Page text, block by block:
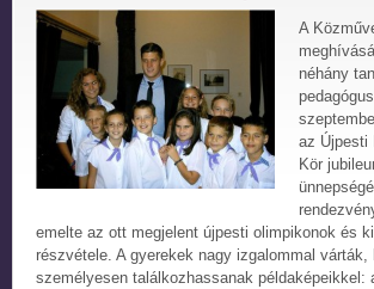
A
néhány
az Újpesti
Kör
emelte az ott megjelent újpesti olimpikonok és
részvétele. A gyerekek nagy izgalommal várták,
személyesen találkozhassanak példaképeikkel: